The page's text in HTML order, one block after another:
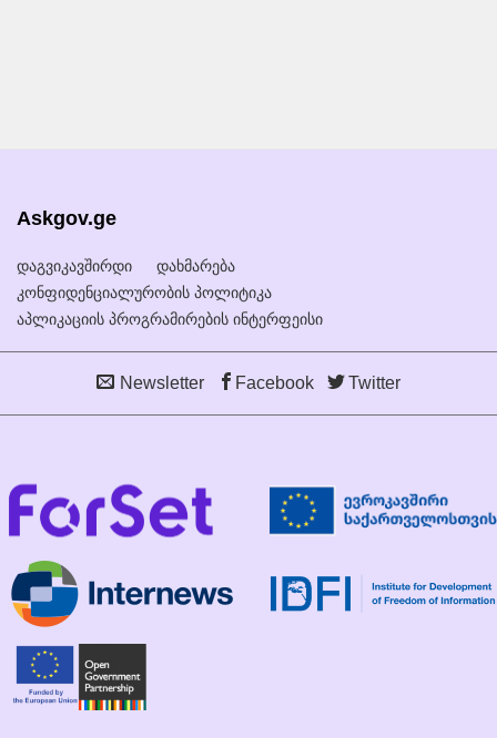
Askgov.ge
დაგვიკავშირდი
დახმარება
კონფიდენციალურობის პოლიტიკა
აპლიკაციის პროგრამირების ინტერფეისი
Newsletter Facebook Twitter